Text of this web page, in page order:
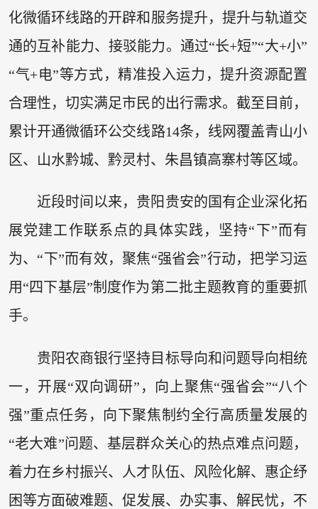
化微循环线路的开辟和服务提升，提升与轨道交
通的互补能力、接驳能力。通过“长+短”“大+小”
“气+电”等方式，精准投入运力，提升资源配置
合理性，切实满足市民的出行需求。截至目前，
累计开通微循环公交线路14条，线网覆盖青山小
区、山水黔城、黔灵村、朱昌镇高寨村等区域。
近段时间以来，贵阳贵安的国有企业深化拓
展党建工作联系点的具体实践，坚持“下”而有
为、“下”而有效，聚焦“强省会”行动，把学习运
用“四下基层”制度作为第二批主题教育的重要抓
手。
贵阳农商银行坚持目标导向和问题导向相统
一，开展“双向调研”，向上聚焦“强省会”“八个
强”重点任务，向下聚焦制约全行高质量发展的
“老大难”问题、基层群众关心的热点难点问题，
着力在乡村振兴、人才队伍、风险化解、惠企纾
困等方面破难题、促发展、办实事、解民忧，不